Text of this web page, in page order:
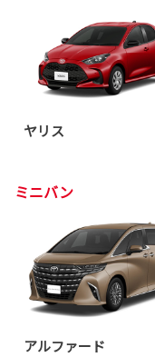
ヤリス
ミニバン
アルファード